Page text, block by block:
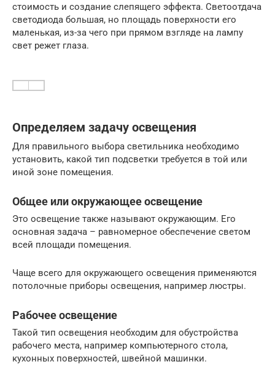
стоимость и создание слепящего эффекта. Светоотдача
светодиода большая, но площадь поверхности его
маленькая, из-за чего при прямом взгляде на лампу
свет режет глаза.
Определяем задачу освещения
Для правильного выбора светильника необходимо
установить, какой тип подсветки требуется в той или
иной зоне помещения.
Общее или окружающее освещение
Это освещение также называют окружающим. Его
основная задача – равномерное обеспечение светом
всей площади помещения.
Чаще всего для окружающего освещения применяются
потолочные приборы освещения, например люстры.
Рабочее освещение
Такой тип освещения необходим для обустройства
рабочего места, например компьютерного стола,
кухонных поверхностей, швейной машинки.